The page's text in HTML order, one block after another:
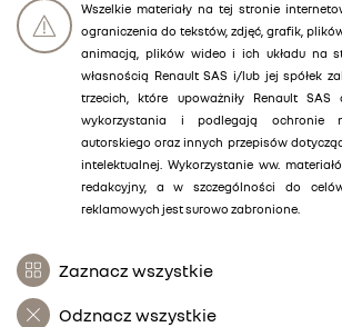
Wszelkie materiały na tej stronie
ograniczenia do tekstów, zdjęć, grafik,
animacją, plików wideo i ich układu na
własnością Renault SAS i/lub jej spółek
trzecich, które upoważniły Renault
wykorzystania i podlegają ochronie
autorskiego oraz innych przepisów
intelektualnej. Wykorzystanie ww.
redakcyjny, a w szczególności do
reklamowych jest surowo zabronione.
Zaznacz wszystkie
Odznacz wszystkie